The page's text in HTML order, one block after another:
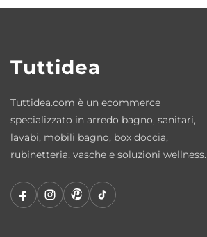
all’ambiente bagno e si abbina
creando composizioni eleganti e
contemporanee.
Possibilità di aggiungere piani
d’appoggio disponibili in
Tuttidea
Tuttidea.com è un ecommerce
specializzato in arredo bagno, sanitari,
lavabi, mobili bagno, box doccia,
rubinetteria, vasche e soluzioni wellness.